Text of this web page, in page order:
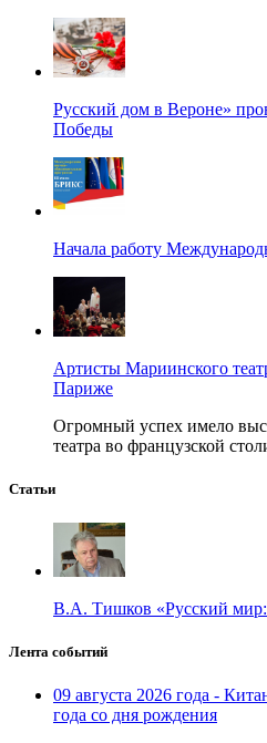
Русский дом в Вероне»
Победы
Начала работу
Артисты Мариинского
Париже
Огромный успех имело
театра во французской
Статьи
В.А. Тишков «Русский мир:
Лента событий
09 августа 2026 года -
года со дня рождения